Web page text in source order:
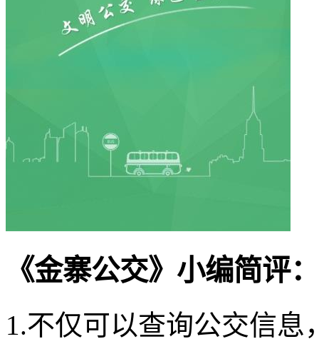
《金寨公交》小编简评：
1.不仅可以查询公交信